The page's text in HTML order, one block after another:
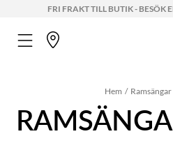
FRI FRAKT TILL BUTIK - BESÖK
Hem